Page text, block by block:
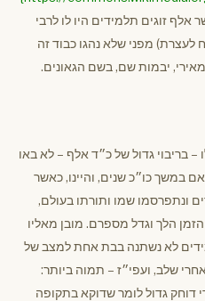
זוגים תלמידים היו לו לרבי
לעצרת) מפני שלא נהגו כבוד זה
יבמות שם, בשם הגאונים.
בריבוי גדול של כ״ד אלף – לא באו
במשך כו״כ שנים, והיינו, כאשר
ונתפרסמו שמו ותורתו בעולם,
הלך וגדל מספרם. מובן מאליו
לא נשתנה בבת אחת למצב של
שלב, ועפי״ז – תמוה ביותר:
דוחק גדול לומר שדוקא בתקופה